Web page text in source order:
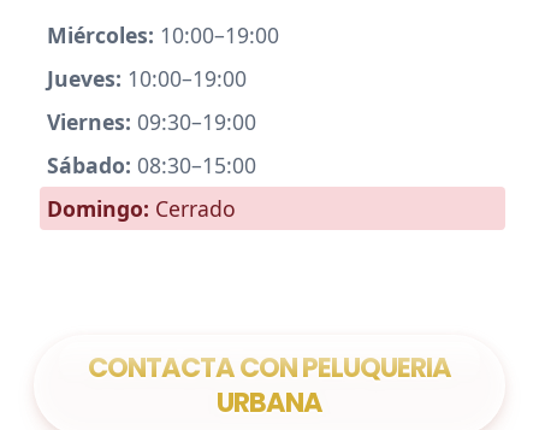
Miércoles: 10:00–19:00
Jueves: 10:00–19:00
Viernes: 09:30–19:00
Sábado: 08:30–15:00
Domingo: Cerrado
CONTACTA CON PELUQUERIA
URBANA